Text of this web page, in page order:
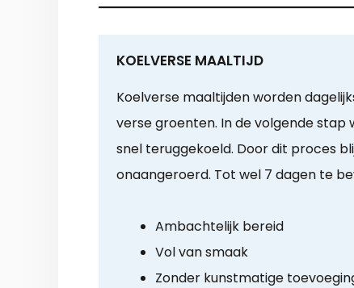
KOELVERSE MAALTIJD
Koelverse maaltijden worden
verse groenten. In de volgende
snel teruggekoeld. Door dit proces
onaangeroerd. Tot wel 7 dagen te
Ambachtelijk bereid
Vol van smaak
Zonder kunstmatige